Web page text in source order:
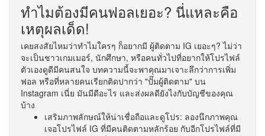
ทำไมต้องมีคนฟอลเยอะ? นี่แหละคือ
เหตุผลเด็ด!
เคยสงสัยไหมว่าทำไมใครๆ ก็อยากมี ผู้ติดตาม IG เยอะๆ? ไม่ว่า
จะเป็นชาวเกมเมอร์, นักศึกษา, หรือคนทั่วไปที่อยากให้โปรไฟล์
ตัวเองดูดีมีคนสนใจ บทความนี้จะพาคุณมาเจาะลึกว่าการเพิ่ม
ฟอล หรือที่หลายคนเรียกติดปากว่า "ปั๊มผู้ติดตาม" บน
Instagram เนี่ย มันมีดีอะไร และส่งผลดียังไงกับบัญชีของคุณ
บ้าง
เสริมภาพลักษณ์ให้น่าเชื่อถือและดูโปร: ลองนึกภาพคุณ
เจอโปรไฟล์ IG ที่มีคนติดตามหลักร้อย กับอีกโปรไฟล์ที่มี